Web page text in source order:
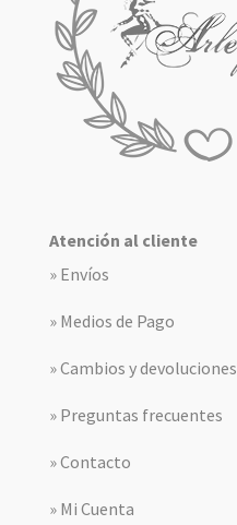
Atención al cliente
» Envíos
» Medios de Pago
» Cambios y devoluciones
» Preguntas frecuentes
» Contacto
» Mi Cuenta